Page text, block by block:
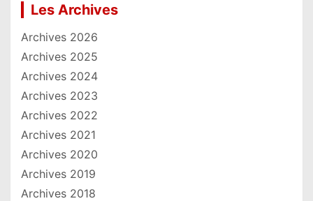
Les Archives
Archives 2026
Archives 2025
Archives 2024
Archives 2023
Archives 2022
Archives 2021
Archives 2020
Archives 2019
Archives 2018